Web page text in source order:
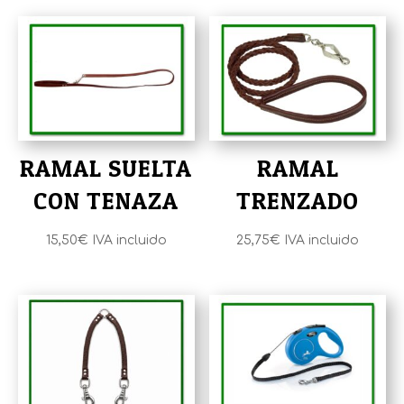
RAMAL SUELTA
CON TENAZA
15,50€ IVA incluido
RAMAL
TRENZADO
25,75€ IVA incluido